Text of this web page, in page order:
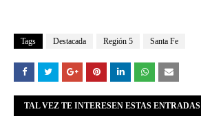
Tags Destacada Región 5 Santa Fe
TAL VEZ TE INTERESEN ESTAS ENTRADAS